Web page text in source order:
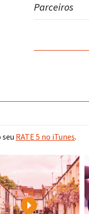
Parceiros
RATE 5 no iTunes.
Play